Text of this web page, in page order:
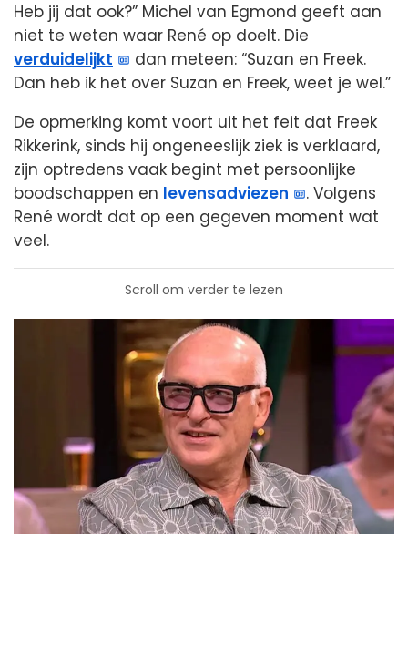
Heb jij dat ook?” Michel van Egmond geeft aan
niet te weten waar René op doelt. Die
verduidelijkt
dan meteen: “Suzan en Freek.
Dan heb ik het over Suzan en Freek, weet je wel.”
De opmerking komt voort uit het feit dat Freek
Rikkerink, sinds hij ongeneeslijk ziek is verklaard,
zijn optredens vaak begint met persoonlijke
boodschappen en levensadviezen
. Volgens
René wordt dat op een gegeven moment wat
veel.
Scroll om verder te lezen